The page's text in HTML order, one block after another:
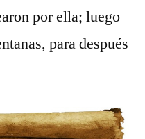
por ella; luego
para después